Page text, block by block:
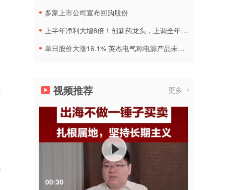
多家上市公司宣布回购股份
上半年净利大增6倍！创新药龙头，上调全年营收预测
单日股价大涨16.1% 英杰电气称电源产品未直接配套太空光伏
视频推荐 更多
00:30